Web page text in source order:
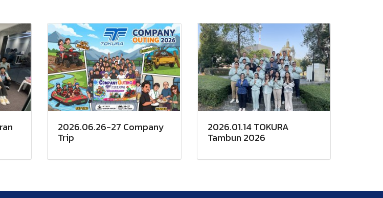
2026.06.26-27 Company
Trip
2026.01.14 TOKURA
Tambun 2026